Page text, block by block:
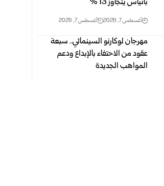
أغسطس 7, 2026 أغسطس 7, 2026
مهرجان لوكارنو السينمائي.. سبعة
عقود من الاحتفاء بالإبداع ودعم
المواهب الجديدة